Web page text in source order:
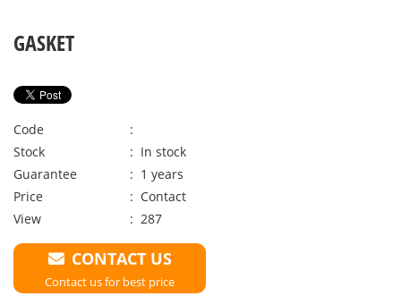
GASKET
Code
:
Stock
: In stock
Guarantee
: 1 years
Price
: Contact
View
: 287
CONTACT US
Contact us for best price